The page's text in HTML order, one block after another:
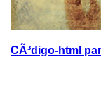
CÃ³digo-html